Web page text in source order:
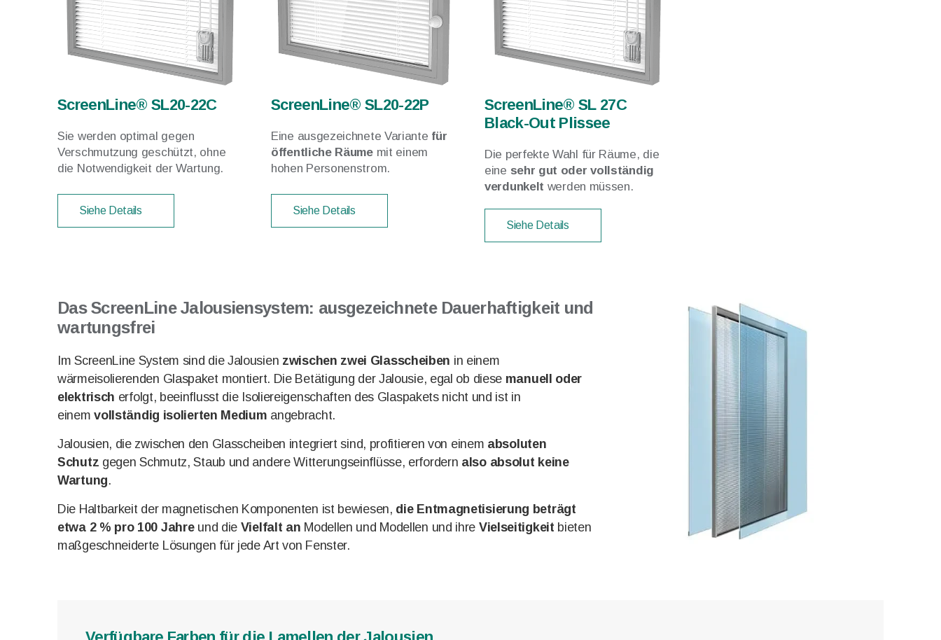
ScreenLine® SL20-22C
Sie werden optimal gegen
Verschmutzung geschützt, ohne
die Notwendigkeit der Wartung.
Siehe Details
ScreenLine® SL20-22P
Eine ausgezeichnete Variante für
öffentliche Räumemit einem
hohen Personenstrom.
Siehe Details
ScreenLine® SL 27C
Black-Out Plissee
Die perfekte Wahl für Räume, die
eine sehr gut oder vollständig
verdunkelt werden müssen.
Siehe Details
Das ScreenLine Jalousiensystem: ausgezeichnete Dauerhaftigkeit und
wartungsfrei
Im ScreenLine System sind die Jalousien zwischen zwei Glasscheiben in einem
wärmeisolierenden Glaspaket montiert. Die Betätigung der Jalousie, egal ob diese manuell oder
elektrisch erfolgt, beeinflusst die Isoliereigenschaften des Glaspakets nicht und ist in
einemvollständig isolierten Medium angebracht.
Jalousien, die zwischen den Glasscheiben integriert sind, profitieren von einem absoluten
Schutz gegen Schmutz, Staub und andere Witterungseinflüsse, erfordern also absolut keine
Wartung.
Die Haltbarkeit der magnetischen Komponenten ist bewiesen, die Entmagnetisierung beträgt
etwa 2 % pro 100 Jahre und die Vielfalt an Modellen und Modellen und ihre Vielseitigkeit bieten
maßgeschneiderte Lösungen für jede Art von Fenster.